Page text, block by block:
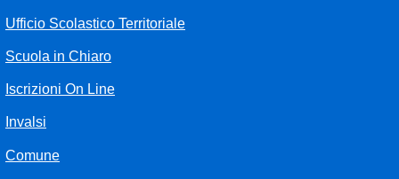
Ufficio Scolastico Territoriale
Scuola in Chiaro
Iscrizioni On Line
Invalsi
Comune